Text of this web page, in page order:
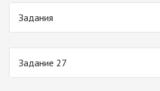
Задания
Задание 27